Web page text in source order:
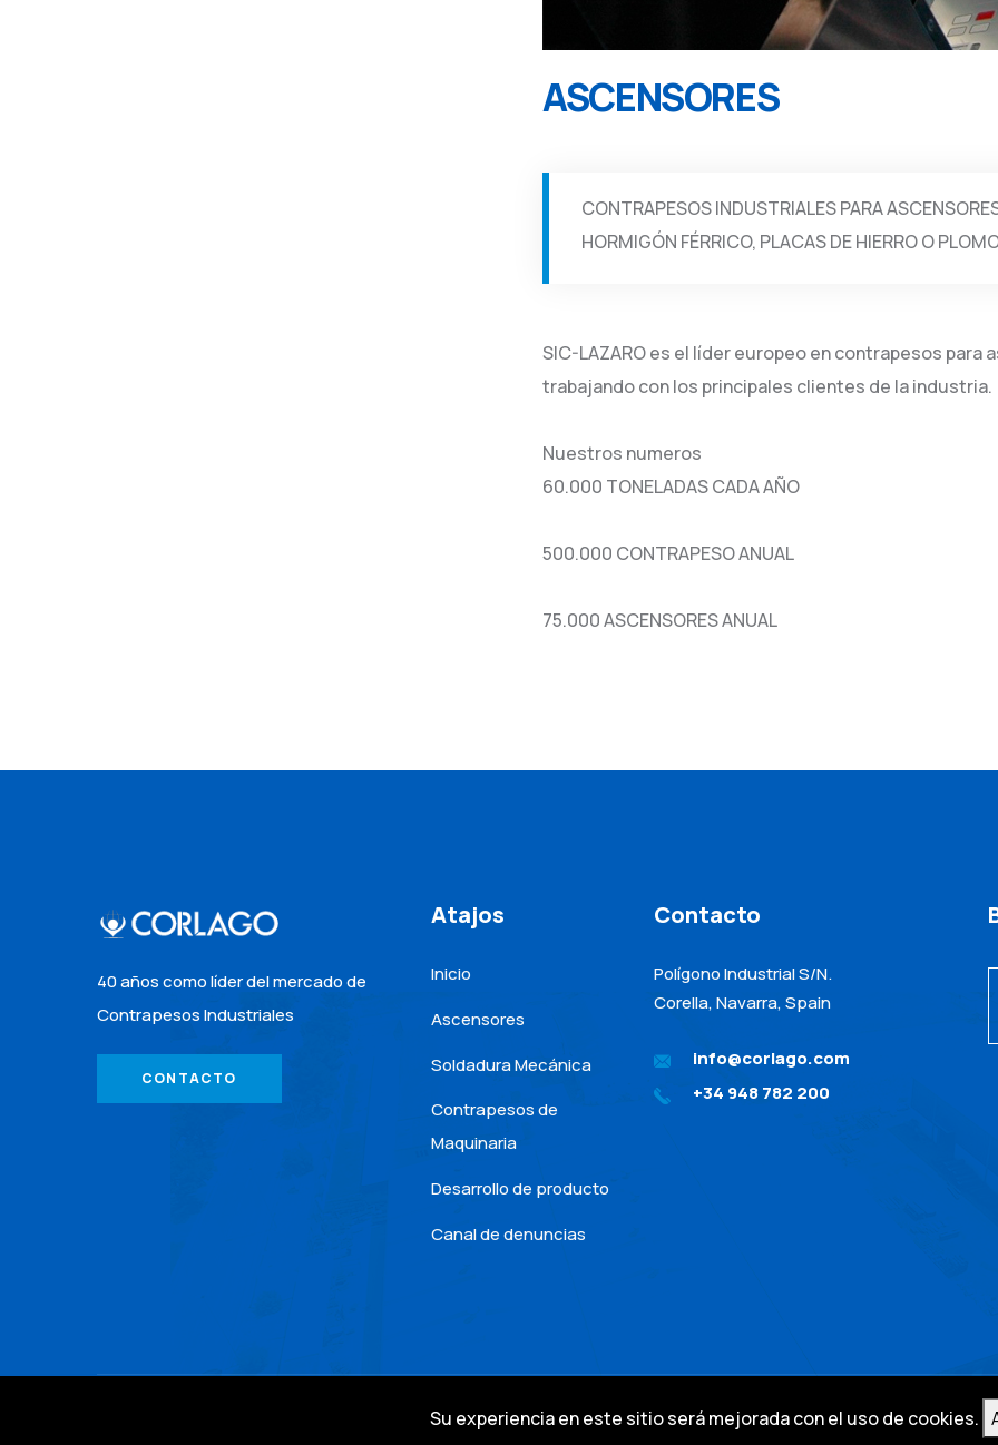
ASCENSORES
CONTRAPESOS INDUSTRIALES PARA
HORMIGÓN FÉRRICO, PLACAS DE HIERRO O
SIC-LAZARO es el líder europeo en contrapesos
trabajando con los principales clientes de la industria.
Nuestros numeros
60.000 TONELADAS CADA AÑO
500.000 CONTRAPESO ANUAL
75.000 ASCENSORES ANUAL
40 años como líder del mercado de
Contrapesos Industriales
CONTACTO
Atajos
Inicio
Ascensores
Soldadura Mecánica
Contrapesos de
Maquinaria
Desarrollo de producto
Canal de denuncias
Contacto
Polígono Industrial S/N.
Corella, Navarra, Spain
info@corlago.com
+34 948 782 200
Corlago Aviso
Su experiencia en este sitio será mejorada con el uso de cookies.